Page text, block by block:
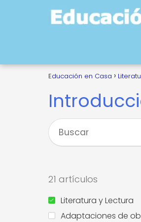
Educación en Casa
21 artículos
Literatura y Lectura
Adaptaciones de